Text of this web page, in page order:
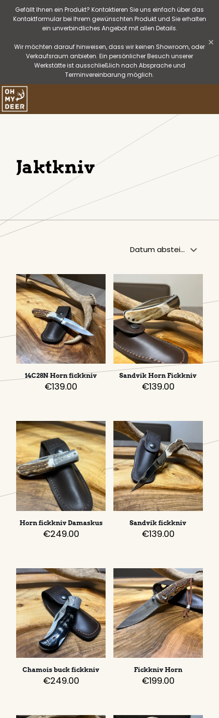
Gefällt Ihnen ein Produkt? Kontaktieren Sie uns einfach über das
Kontaktformular bei Ihrem gewünschten Produkt und Sie erhalten
ein unverbindliches Angebot mit allen Details.
Wir möchten darauf hinweisen, dass wir keinen Showroom, oder
Verkaufsraum anbieten. Ein persönlicher Besuch unserer
Werkstätte ist ausschließlich nach Absprache und
Terminvereinbarung möglich.
✕
Jaktkniv
14C28N Horn fickkniv
€139.00
Sandvik Horn Fickkniv
€139.00
Horn fickkniv Damaskus
€249.00
Sandvik fickkniv
€139.00
Chamois buck fickkniv
€249.00
Fickkniv Horn
€199.00